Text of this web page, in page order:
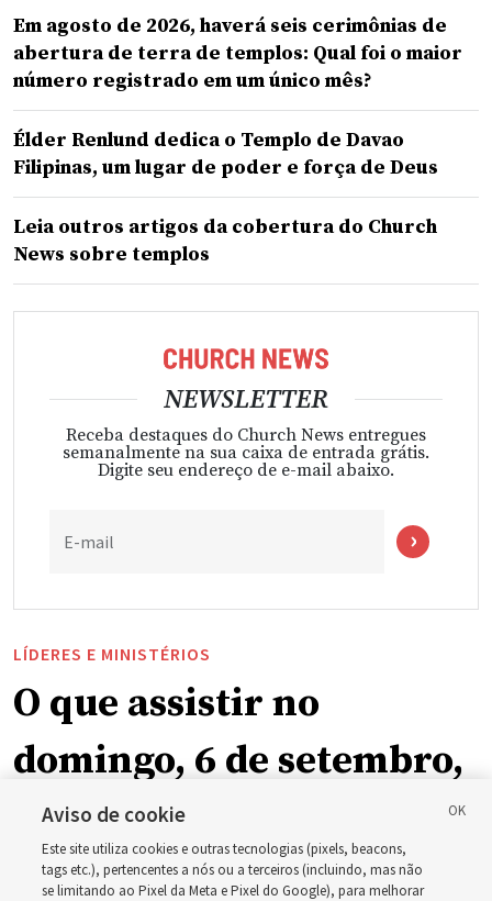
Em agosto de 2026, haverá seis cerimônias de
abertura de terra de templos: Qual foi o maior
número registrado em um único mês?
Élder Renlund dedica o Templo de Davao
Filipinas, um lugar de poder e força de Deus
Leia outros artigos da cobertura do Church
News sobre templos
NEWSLETTER
Receba destaques do Church News entregues
semanalmente na sua caixa de entrada grátis.
Digite seu endereço de e-mail abaixo.
E-mail
LÍDERES E MINISTÉRIOS
O que assistir no
domingo, 6 de setembro,
como ala ou ramo, em
relação à nova
Aviso de cookie
Este site utiliza cookies e outras tecnologias (pixels, beacons,
tags etc.), pertencentes a nós ou a terceiros (incluindo, mas não
se limitando ao Pixel da Meta e Pixel do Google), para melhorar